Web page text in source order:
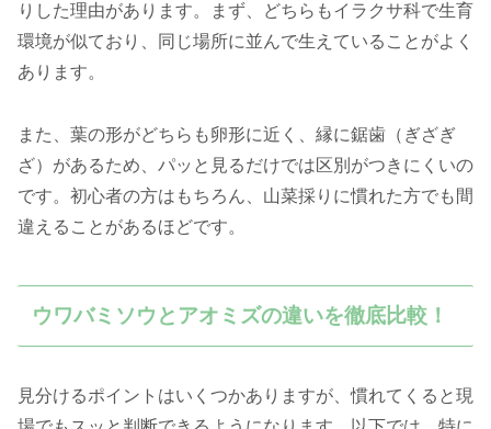
りした理由があります。まず、どちらもイラクサ科で生育
環境が似ており、同じ場所に並んで生えていることがよく
あります。
また、葉の形がどちらも卵形に近く、縁に鋸歯（ぎざぎ
ざ）があるため、パッと見るだけでは区別がつきにくいの
です。初心者の方はもちろん、山菜採りに慣れた方でも間
違えることがあるほどです。
ウワバミソウとアオミズの違いを徹底比較！
見分けるポイントはいくつかありますが、慣れてくると現